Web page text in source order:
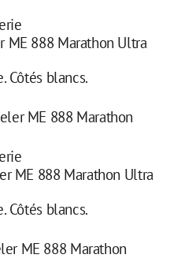
ME 888 Marathon Ultra
Côtés blancs.
ME 888 Marathon Ultra
Côtés blancs.